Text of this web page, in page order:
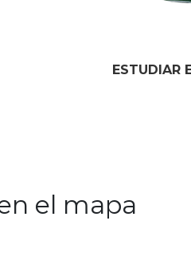
ESTUDIAR
el mapa